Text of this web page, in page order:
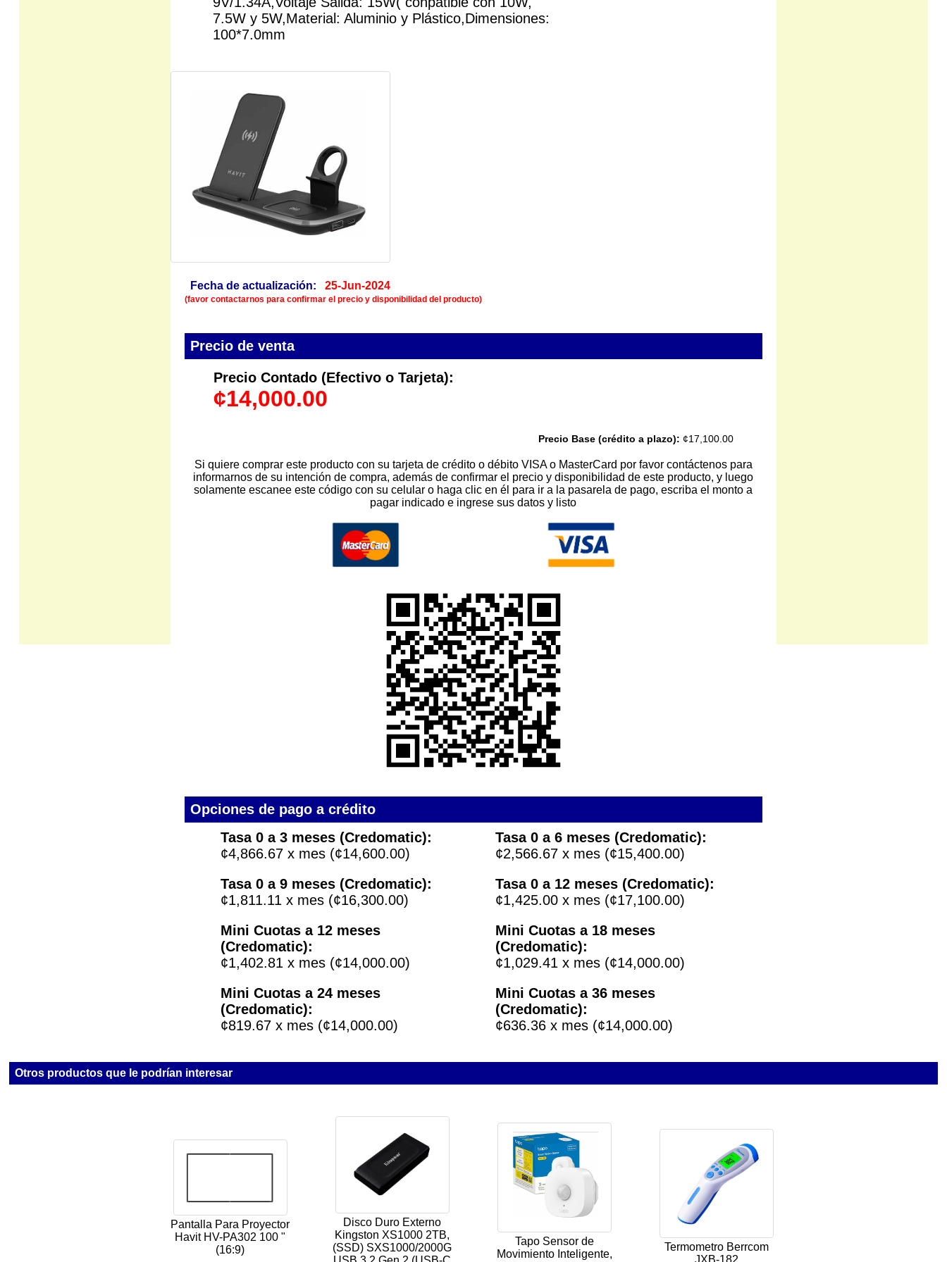
7.5W y 5W,Material: Aluminio y Plástico,Dimensiones:
100*7.0mm
Fecha de actualización: 25-Jun-2024
(favor contactarnos para confirmar el precio y disponibilidad del producto)
Precio de venta
Precio Contado (Efectivo o Tarjeta):
¢14,000.00
Precio Base (crédito a plazo): ¢17,100.00
Si quiere comprar este producto con su tarjeta de crédito o débito VISA o MasterCard por favor contáctenos para
informarnos de su intención de compra, además de confirmar el precio y disponibilidad de este producto, y luego
solamente escanee este código con su celular o haga clic en él para ir a la pasarela de pago, escriba el monto a
pagar indicado e ingrese sus datos y listo
Opciones de pago a crédito
Tasa 0 a 3 meses (Credomatic):
¢4,866.67 x mes (¢14,600.00)
Tasa 0 a 6 meses (Credomatic):
¢2,566.67 x mes (¢15,400.00)
Tasa 0 a 9 meses (Credomatic):
¢1,811.11 x mes (¢16,300.00)
Tasa 0 a 12 meses (Credomatic):
¢1,425.00 x mes (¢17,100.00)
Mini Cuotas a 12 meses
(Credomatic):
¢1,402.81 x mes (¢14,000.00)
Mini Cuotas a 18 meses
(Credomatic):
¢1,029.41 x mes (¢14,000.00)
Mini Cuotas a 24 meses
(Credomatic):
¢819.67 x mes (¢14,000.00)
Mini Cuotas a 36 meses
(Credomatic):
¢636.36 x mes (¢14,000.00)
Otros productos que le podrían interesar
Pantalla Para Proyector
Havit HV-PA302 100 "
(16:9)
Disco Duro Externo
Kingston XS1000 2TB,
(SSD) SXS1000/2000G
Tapo Sensor de
Movimiento Inteligente,
Termometro Berrcom